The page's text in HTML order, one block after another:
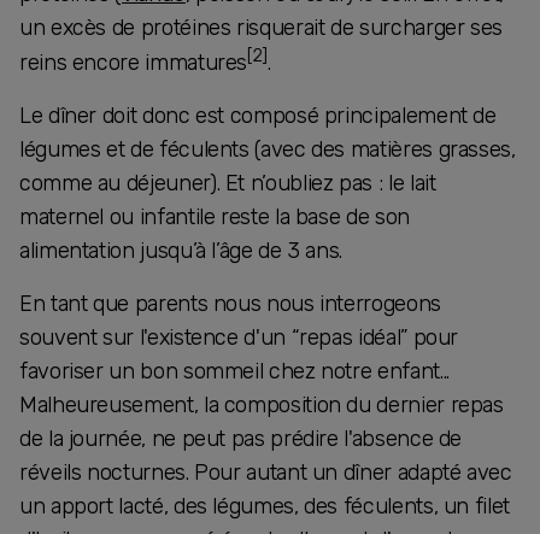
un excès de protéines risquerait de surcharger ses
reins encore immatures[2].
Le dîner doit donc est composé principalement de
légumes et de féculents (avec des matières grasses,
comme au déjeuner). Et n’oubliez pas : le lait
maternel ou infantile reste la base de son
alimentation jusqu’à l’âge de 3 ans.
En tant que parents nous nous interrogeons
souvent sur l'existence d'un “repas idéal” pour
favoriser un bon sommeil chez notre enfant...
Malheureusement, la composition du dernier repas
de la journée, ne peut pas prédire l'absence de
réveils nocturnes. Pour autant un dîner adapté avec
un apport lacté, des légumes, des féculents, un filet